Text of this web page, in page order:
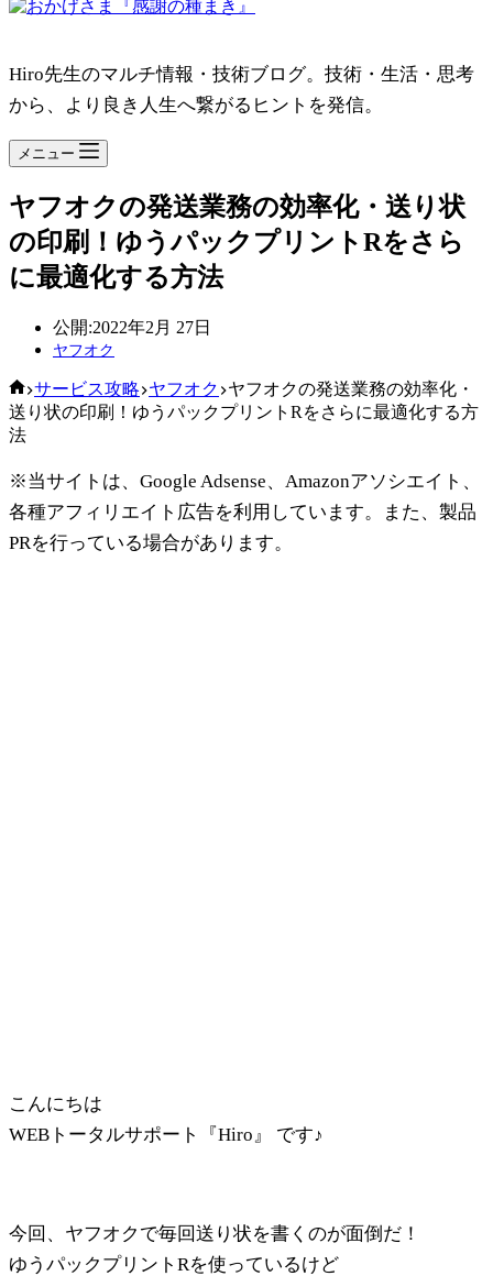
Hiro先生のマルチ情報・技術ブログ。技術・生活・思考
から、より良き人生へ繋がるヒントを発信。
メニュー
ヤフオクの発送業務の効率化・送り状
の印刷！ゆうパックプリントRをさら
に最適化する方法
公開:2022年2月 27日
ヤフオク
ホ
ー
ム
サービス攻略 ヤフオク
ヤフオクの発送業務の効率化・
送り状の印刷！ゆうパックプリントRをさらに最適化する方
法
※当サイトは、Google Adsense、Amazonアソシエイト、
各種アフィリエイト広告を利用しています。また、製品
PRを行っている場合があります。
こんにちは
WEBトータルサポート『Hiro』 です♪
今回、ヤフオクで毎回送り状を書くのが面倒だ！
ゆうパックプリントRを使っているけど